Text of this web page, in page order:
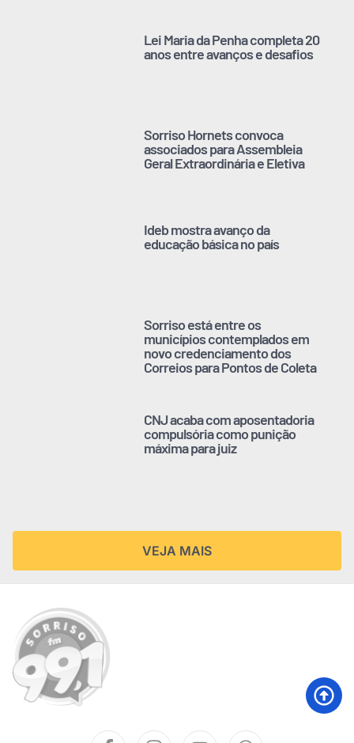
Lei Maria da Penha completa 20
anos entre avanços e desafios
Sorriso Hornets convoca
associados para Assembleia
Geral Extraordinária e Eletiva
Ideb mostra avanço da
educação básica no país
Sorriso está entre os
municípios contemplados em
novo credenciamento dos
Correios para Pontos de Coleta
CNJ acaba com aposentadoria
compulsória como punição
máxima para juiz
VEJA MAIS